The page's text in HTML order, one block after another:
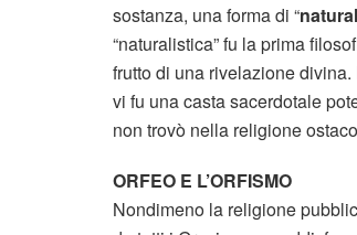
sostanza, una forma di “
“naturalistica” fu la prima
frutto di una rivelazione divina.
vi fu una casta sacerdotale
non trovò nella religione
ORFEO E L’ORFISMO
Nondimeno la religione